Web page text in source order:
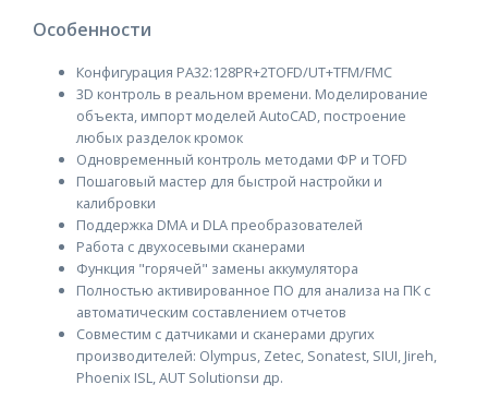
Особенности
Конфигурация PA32:128PR+2TOFD/UT+TFM/FMC
3D контроль в реальном времени. Моделирование
объекта, импорт моделей AutoCAD, построение
любых разделок кромок
Одновременный контроль методами ФР и TOFD
Пошаговый мастер для быстрой настройки и
калибровки
Поддержка DMA и DLA преобразователей
Работа с двухосевыми сканерами
Функция "горячей" замены аккумулятора
Полностью активированное ПО для анализа на ПК с
автоматическим составлением отчетов
Совместим с датчиками и сканерами других
производителей: Olympus, Zetec, Sonatest, SIUI, Jireh,
Phoenix ISL, AUT Solutionsи др.